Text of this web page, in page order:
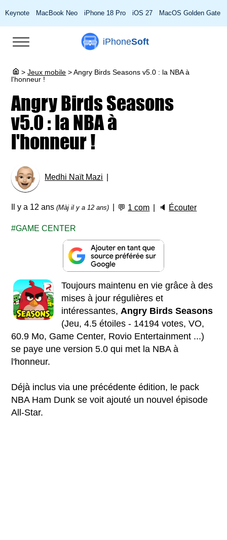
Keynote MacBook Neo iPhone 18 Pro iOS 27 MacOS Golden Gate
iPhoneSoft
> Jeux mobile >Angry Birds Seasons v5.0 : la NBA à
l'honneur !
Angry Birds Seasons
v5.0 : la NBA à
l'honneur !
Medhi Naït Mazi
Il y a 12 ans(Màj il y a 12 ans) 💬 1 com 🔈 Écouter
GAME CENTER
Toujours maintenu en vie grâce à des
mises à jour régulières et
intéressantes, Angry Birds Seasons
(Jeu, 4.5 étoiles - 14194 votes, VO,
60.9 Mo, Game Center, Rovio Entertainment ...)
se paye une version 5.0 qui met la NBA à
l'honneur.
Déjà inclus via une précédente édition, le pack
NBA Ham Dunk se voit ajouté un nouvel épisode
All-Star.